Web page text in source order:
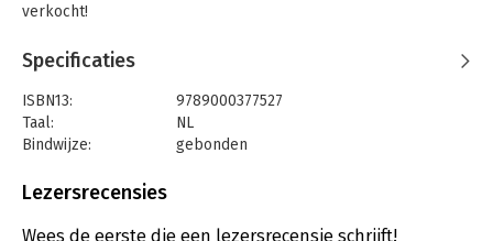
verkocht!
Duizenden lezers van de bestseller Het 6 minuten dagboek
gebruiken de theorie van focus en dankbaarheid voor een
gelukkiger, verrijkt leven. In dit nieuwe boek combineert
Dominik Spenst mindfulness met productiviteit.
Door middel van een betere focus en het bewezen principe
dat jouw doelen – stap voor stap, gewoonte voor gewoonte –
Specificaties
ISBN13:
9789000377527
Taal:
NL
Bindwijze:
gebonden
Uitgever:
Verschijningsdatum:
19-8-2021
Lezersrecensies
Wees de eerste die een lezersrecensie schrijft!